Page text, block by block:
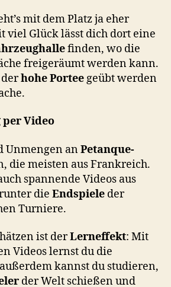
mit dem Platz ja eher
viel Glück lässt dich dort eine
finden, wo die
freigeräumt werden kann.
derhohe Porteegeübt werden
Video
Unmengen anPetanque-
die meisten aus Frankreich.
spannende Videos aus
die Endspiele der
Turniere.
ist derLerneffekt: Mit
Videos lernst du die
kannst du studieren,
der Welt schießen und